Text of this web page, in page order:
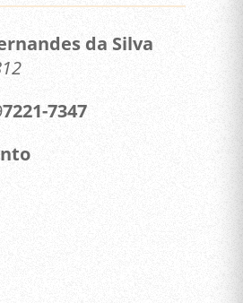
da Silva
7221-7347